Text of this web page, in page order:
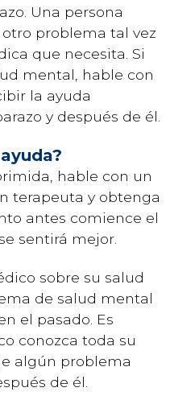
Una persona
problema tal vez
que necesita. Si
mental, hable con
la ayuda
y después de él.
hable con un
terapeuta y obtenga
antes comience el
sentirá mejor.
sobre su salud
de salud mental
el pasado. Es
conozca toda su
algún problema
de él.